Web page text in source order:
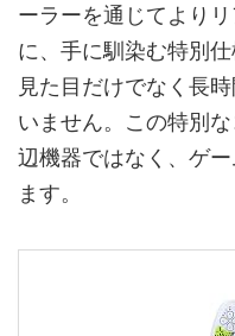
ーラーを通じてより
に、手に馴染む特別
見た目だけでなく長
いません。この特別
辺機器ではなく、ゲ
ます。